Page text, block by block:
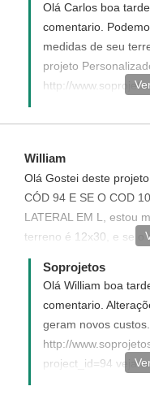
Olá Carlos boa
comentario.
medidas de seu
projeto
http://
imenso prazer em
William
Olá Gostei deste
CÓD 94 E SE O COD
LATERAL EM L, estou
terreno é 12x30, e se o
divisa ? ou se é
Soprojetos
Olá William boa
comentario.
geram novos
http://
project_id=94 veja